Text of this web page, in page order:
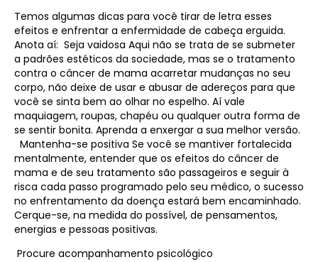
Temos algumas dicas para você tirar de letra esses
efeitos e enfrentar a enfermidade de cabeça erguida.
Anota aí: Seja vaidosa Aqui não se trata de se submeter
a padrões estéticos da sociedade, mas se o tratamento
contra o câncer de mama acarretar mudanças no seu
corpo, não deixe de usar e abusar de adereços para que
você se sinta bem ao olhar no espelho. Aí vale
maquiagem, roupas, chapéu ou qualquer outra forma de
se sentir bonita. Aprenda a enxergar a sua melhor versão. ​
Mantenha-se positiva Se você se mantiver fortalecida
mentalmente, entender que os efeitos do câncer de
mama e de seu tratamento são passageiros e seguir à
risca cada passo programado pelo seu médico, o sucesso
no enfrentamento da doença estará bem encaminhado.
Cerque-se, na medida do possível, de pensamentos,
energias e pessoas positivas.
Procure acompanhamento psicológico